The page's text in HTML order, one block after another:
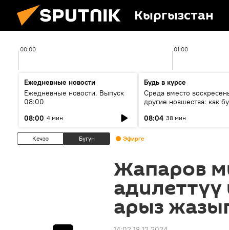
Кыргызстан
00:00 01:00
Ежедневные новости
Ежедневные новости. Выпуск
08:00
08:00 4 мин
Будь в курсе
Среда вместо
другие новшества: как
08:04 38 мин
Кечээ Бүгүн Эфирге
Жапаров
арыз